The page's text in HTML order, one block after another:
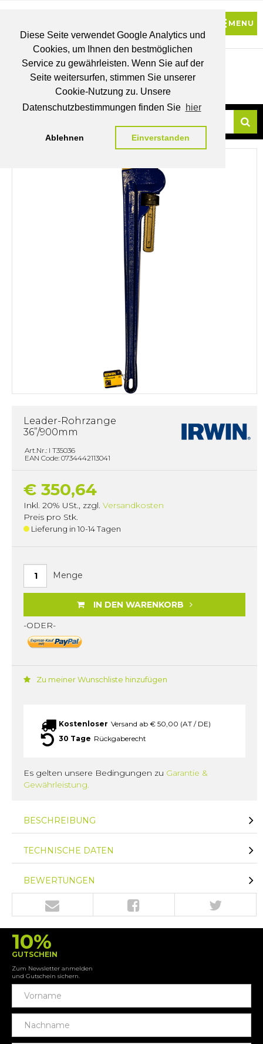
Diese Seite verwendet Google Analytics und
Cookies, um Ihnen den bestmöglichen
Service zu gewährleisten. Wenn Sie auf der
Seite weitersurfen, stimmen Sie unserer
Cookie-Nutzung zu. Unsere
Datenschutzbestimmungen finden Sie hier
Ablehnen Einverstanden
BRUTTO
PREISE
MEIN
WUNSCHLISTE
Leader-Rohrzange
36”/900mm
Art.Nr.: I T35036
EAN Code: 0734442113041
€ 350,64
Inkl. 20% USt., zzgl. Versandkosten
Preis pro Stk.
Lieferung in 10-14 Tagen
Menge
IN DEN WARENKORB
-ODER-
Zu meiner Wunschliste hinzufügen
Kostenloser Versand ab € 50,00 (AT / DE)
30 Tage Rückgaberecht
Es gelten unsere Bedingungen zu Garantie &
Gewährleistung.
BESCHREIBUNG
TECHNISCHE DATEN
BEWERTUNGEN
10%
GUTSCHEIN
Zum Newsletter anmelden
und Gutschein sichern.